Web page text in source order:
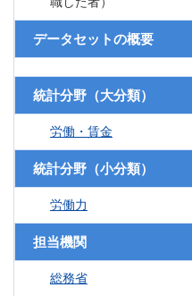
データセットの概要
統計分野（大分類）
労働・賃金
統計分野（小分類）
労働力
担当機関
総務省